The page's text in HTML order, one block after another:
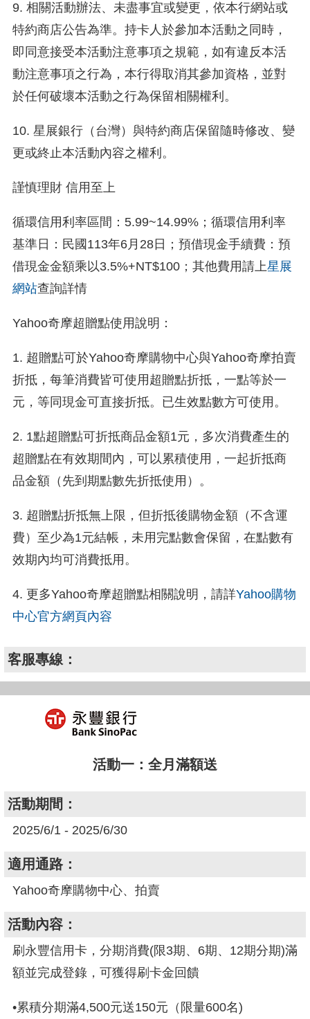
9. 相關活動辦法、未盡事宜或變更，依本行網站或
特約商店公告為準。持卡人於參加本活動之同時，
即同意接受本活動注意事項之規範，如有違反本活
動注意事項之行為，本行得取消其參加資格，並對
於任何破壞本活動之行為保留相關權利。
10. 星展銀行（台灣）與特約商店保留隨時修改、變
更或終止本活動內容之權利。
謹慎理財 信用至上
循環信用利率區間：5.99~14.99%；循環信用利率
基準日：民國113年6月28日；預借現金手續費：預
借現金金額乘以3.5%+NT$100；其他費用請上星展
網站查詢詳情
Yahoo奇摩超贈點使用說明：
1. 超贈點可於Yahoo奇摩購物中心與Yahoo奇摩拍賣
折抵，每筆消費皆可使用超贈點折抵，一點等於一
元，等同現金可直接折抵。已生效點數方可使用。
2. 1點超贈點可折抵商品金額1元，多次消費產生的
超贈點在有效期間內，可以累積使用，一起折抵商
品金額（先到期點數先折抵使用）。
3. 超贈點折抵無上限，但折抵後購物金額（不含運
費）至少為1元結帳，未用完點數會保留，在點數有
效期內均可消費抵用。
4. 更多Yahoo奇摩超贈點相關說明，請詳Yahoo購物
中心官方網頁內容
客服專線：
活動一：全月滿額送
活動期間：
2025/6/1 - 2025/6/30
適用通路：
Yahoo奇摩購物中心、拍賣
活動內容：
刷永豐信用卡，分期消費(限3期、6期、12期分期)滿
額並完成登錄，可獲得刷卡金回饋
•累積分期滿4,500元送150元（限量600名)